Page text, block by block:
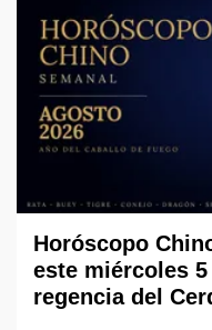
Horóscopo
este miércoles
regencia del